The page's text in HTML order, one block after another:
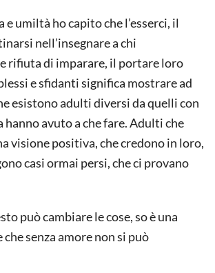
e umiltà ho capito che l’esserci, il
nell’insegnare a chi
rifiuta di imparare, il portare loro
e sfidanti significa mostrare ad
esistono adulti diversi da quelli con
hanno avuto a che fare. Adulti che
visione positiva, che credono in loro,
casi ormai persi, che ci provano
può cambiare le cose, so è una
che senza amore non si può